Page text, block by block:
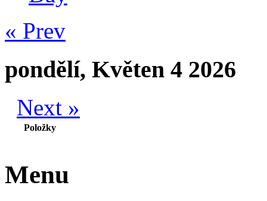
« Prev
pondělí, Květen 4 2026
Next »
Položky
Menu